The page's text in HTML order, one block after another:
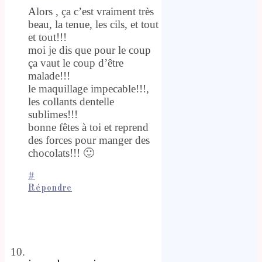
Alors , ça c’est vraiment très
beau, la tenue, les cils, et tout
et tout!!!
moi je dis que pour le coup
ça vaut le coup d’être
malade!!!
le maquillage impecable!!!,
les collants dentelle
sublimes!!!
bonne fêtes à toi et reprend
des forces pour manger des
chocolats!!! 🙂
#
Répondre